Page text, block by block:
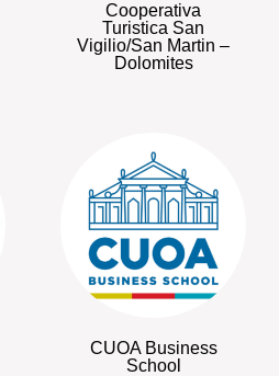
Cooperativa
Turistica San
Vigilio/San Martin –
Dolomites
CUOA Business
School